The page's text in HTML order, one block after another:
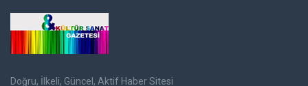
Doğru, İlkeli, Güncel, Aktif Haber Sitesi